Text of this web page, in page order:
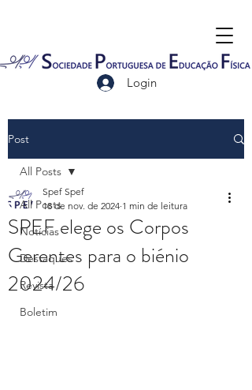
Login
Post
All Posts
Notícias
Destaques
Revista
Boletim
All Posts
SPEF elege os Corpos
Gerentes para o biénio
2024/26
Spef Spef
18 de nov. de 2024 1 min de leitura